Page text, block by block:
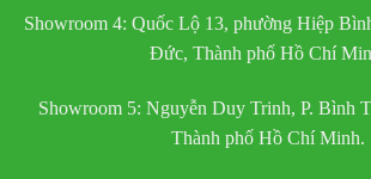
Showroom 4: Quốc Lộ 13, phường Hiệp
Đức, Thành phố Hồ Chí
Showroom 5: Nguyễn Duy Trinh, P. Bình
Thành phố Hồ Chí Minh.